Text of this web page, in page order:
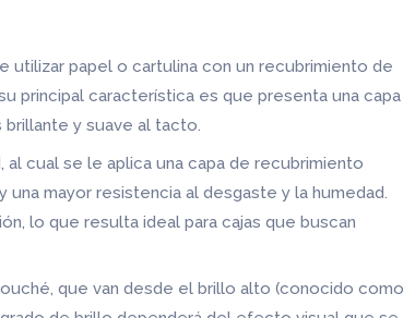
utilizar papel o cartulina con un recubrimiento de
principal característica es que presenta una capa
brillante y suave al tacto.
cual se le aplica una capa de recubrimiento
mayor resistencia al desgaste y la humedad.
lo que resulta ideal para cajas que buscan
que van desde el brillo alto (conocido como